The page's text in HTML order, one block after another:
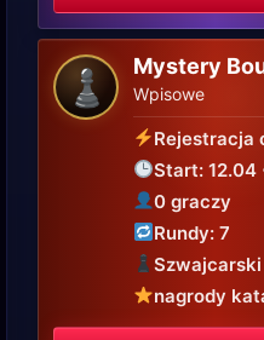
♟ Mystery
Wpisowe
Rejestracja
Start: 12.04
0 graczy
Rundy: 7
Szwajcarski
nagrody